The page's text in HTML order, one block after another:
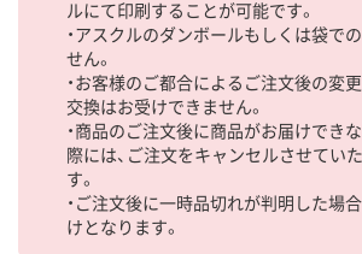
ルにて印刷することが可能です。
・アスクルのダンボールもしくは袋で
せん。
・お客様のご都合によるご注文後の変更
交換はお受けできません。
・商品のご注文後に商品がお届けでき
際には、ご注文をキャンセルさせてい
す。
・ご注文後に一時品切れが判明した場
けとなります。